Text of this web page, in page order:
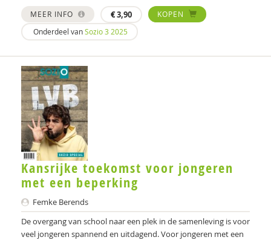
MEER INFO €3,90
KOPEN
Onderdeel vanSozio 3 2025
Kansrijke toekomst voor jongeren
met een beperking
Femke Berends
De overgang van school naar een plek in de samenleving is voor
veel jongeren spannend en uitdagend. Voor jongeren met een